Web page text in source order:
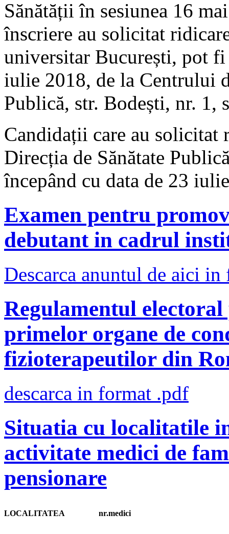
Sănătății în sesiunea 16
înscriere au solicitat
universitar București, pot
iulie 2018, de la Centrului
Publică, str. Bodești, nr. 1,
Candidații care au
Direcția de Sănătate
începând cu data de 23
Examen pentru
debutant in cadrul
Descarca anuntul de aici
Regulamentul
primelor organe de
fizioterapeutilor din
descarca in format .pdf
Situatia cu localitatile
activitate medici de
pensionare
LOCALITATEA nr.medici